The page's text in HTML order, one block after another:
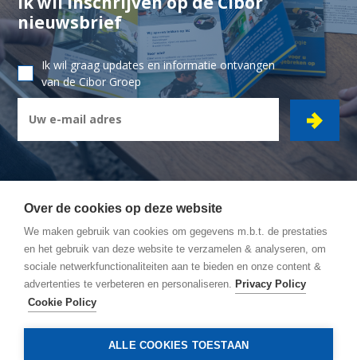
nieuwsbrief
Ik wil graag updates en informatie ontvangen
van de Cibor Groep
CIBOR GROEP- Ambachtsstraat 7 - 2450 Meerhout
Wegbeschrijving
Algemene Voorwaarden
Cookie policy
Over de cookies op deze website
We maken gebruik van cookies om gegevens m.b.t. de prestaties
en het gebruik van deze website te verzamelen & analyseren, om
sociale netwerkfunctionaliteiten aan te bieden en onze content &
advertenties te verbeteren en personaliseren. Privacy Policy
Cookie Policy
ALLE COOKIES TOESTAAN